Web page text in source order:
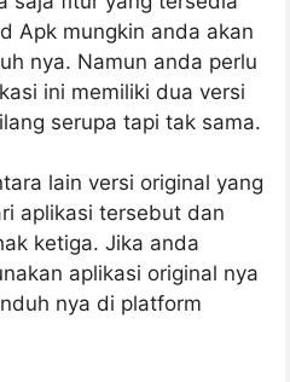
Apk mungkin anda akan
nya. Namun anda perlu
ini memiliki dua versi
serupa tapi tak sama.
lain versi original yang
aplikasi tersebut dan
ketiga. Jika anda
aplikasi original nya
nya di platform